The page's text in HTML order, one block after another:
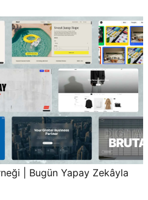
| Bugün Yapay Zekâyla